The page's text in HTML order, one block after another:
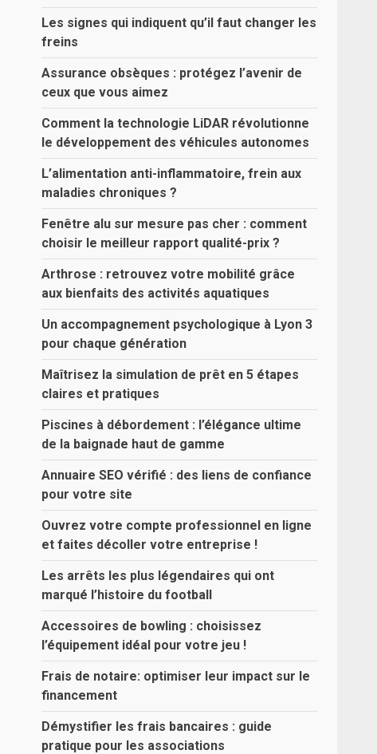
Les signes qui indiquent qu’il faut changer les
freins
Assurance obsèques : protégez l’avenir de
ceux que vous aimez
Comment la technologie LiDAR révolutionne
le développement des véhicules autonomes
L’alimentation anti-inflammatoire, frein aux
maladies chroniques ?
Fenêtre alu sur mesure pas cher : comment
choisir le meilleur rapport qualité-prix ?
Arthrose : retrouvez votre mobilité grâce
aux bienfaits des activités aquatiques
Un accompagnement psychologique à Lyon 3
pour chaque génération
Maîtrisez la simulation de prêt en 5 étapes
claires et pratiques
Piscines à débordement : l’élégance ultime
de la baignade haut de gamme
Annuaire SEO vérifié : des liens de confiance
pour votre site
Ouvrez votre compte professionnel en ligne
et faites décoller votre entreprise !
Les arrêts les plus légendaires qui ont
marqué l’histoire du football
Accessoires de bowling : choisissez
l’équipement idéal pour votre jeu !
Frais de notaire: optimiser leur impact sur le
financement
Démystifier les frais bancaires : guide
pratique pour les associations